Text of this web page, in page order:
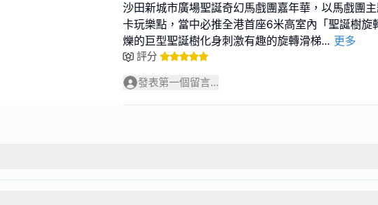
沙田新城市廣場聖誕奇幻馬戲團嘉年華，以馬戲團
卡玩樂點，當中必推全港首座6米高室內「聖誕樹旋
爍的巨型聖誕樹化身刺激有趣的旋轉滑梯... 更多
評分
發表第一個留言...